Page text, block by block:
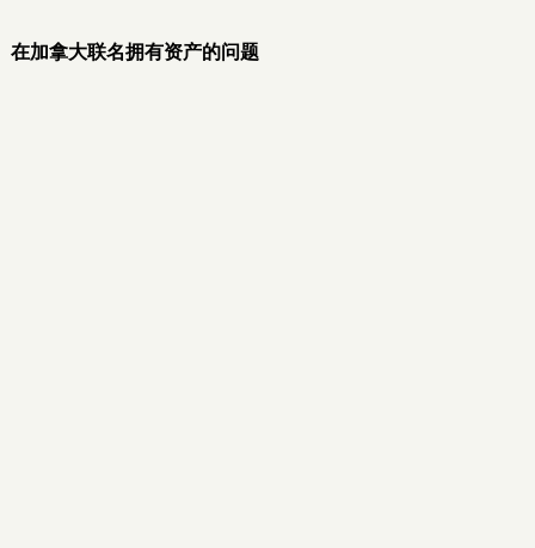
在加拿大联名拥有资产的问题